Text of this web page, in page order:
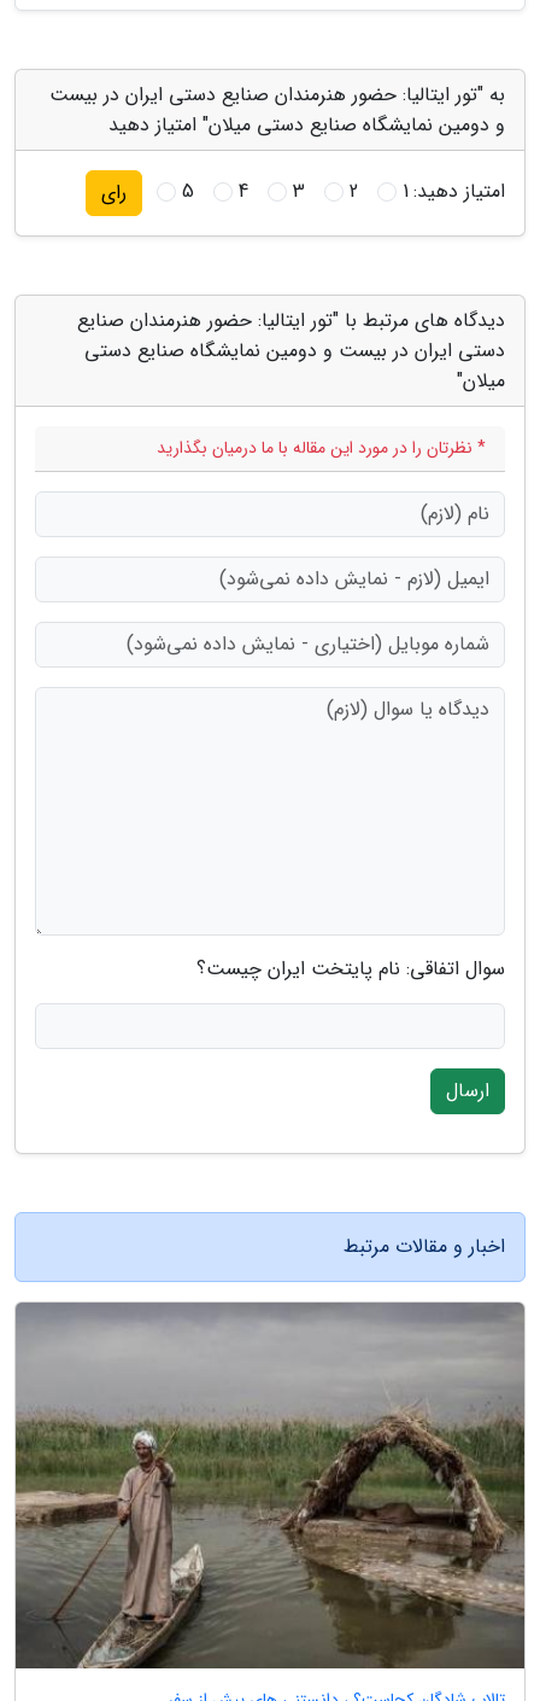
به "تور ایتالیا: حضور هنرمندان صنایع دستی ایران در بیست
و دومین نمایشگاه صنایع دستی میلان" امتیاز دهید
امتیاز دهید:1
2
3
4
5 رای
دیدگاه های مرتبط با "تور ایتالیا: حضور هنرمندان صنایع
دستی ایران در بیست و دومین نمایشگاه صنایع دستی
میلان"
* نظرتان را در مورد این مقاله با ما درمیان بگذارید
سوال اتفاقی: نام پایتخت ایران چیست؟
ارسال
اخبار و مقالات مرتبط